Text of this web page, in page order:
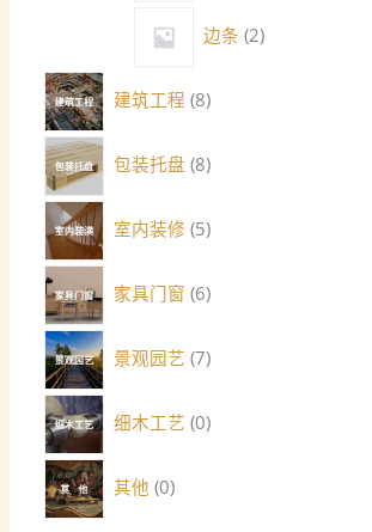
边条 2
建筑工程 8
包装托盘 8
室内装修 5
家具门窗 6
景观园艺 7
细木工艺 0
其他 0